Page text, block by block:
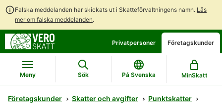
Falska meddelanden har skickats ut i Skatteförvaltningens namn. Läs
mer om falska meddelanden.
direkt
till
innehållet
till
hela
webbplatsens
sökning
Privatpersoner Företagskunder
Meny Sök På Svenska MinSkatt
Företagskunder Skatter och avgifter
Punktskatter